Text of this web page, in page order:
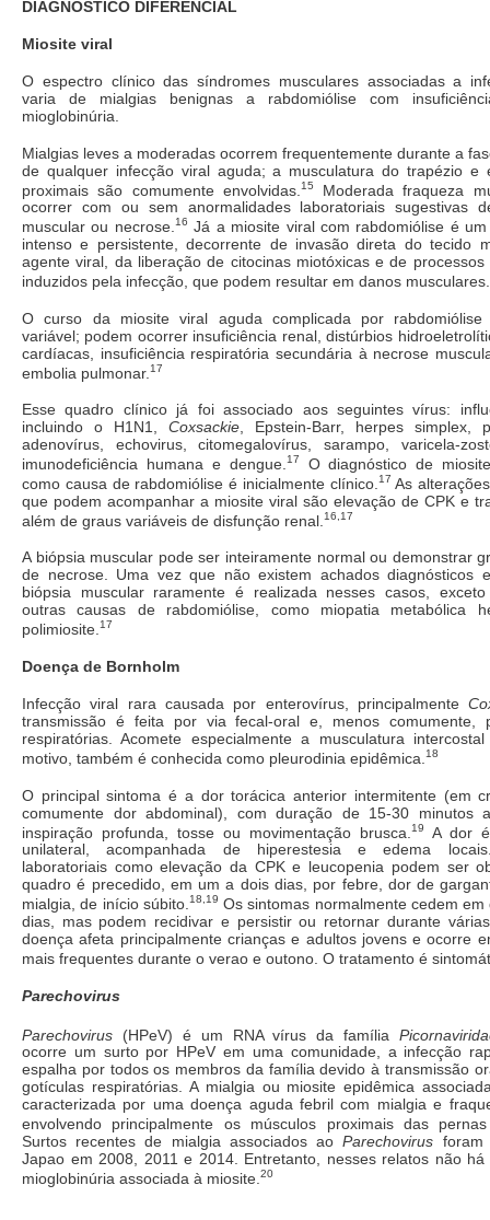
DIAGNOSTICO DIFERENCIAL
Miosite viral
O espectro clínico das síndromes musculares associadas a
varia de mialgias benignas a rabdomiólise com
mioglobinúria.
Mialgias leves a moderadas ocorrem frequentemente durante a
de qualquer infecção viral aguda; a musculatura do trapézio e
proximais são comumente envolvidas. 15
Moderada fraqueza
ocorrer com ou sem anormalidades laboratoriais sugestivas
muscular ou necrose. 16 Já a miosite viral com rabdomiólise é
intenso e persistente, decorrente de invasão direta do tecido
agente viral, da liberação de citocinas miotóxicas e de processos
induzidos pela infecção, que podem resultar em danos musculares.
O curso da miosite viral aguda complicada por rabdomiólise
variável; podem ocorrer insuficiência renal, distúrbios
cardíacas, insuficiência respiratória secundária à necrose
embolia pulmonar. 17
Esse quadro clínico já foi associado aos seguintes vírus:
incluindo o H1N1, Coxsackie, Epstein-Barr, herpes simplex,
adenovírus, echovirus, citomegalovírus, sarampo, varicela-
imunodeficiência humana e dengue. 17
O diagnóstico de
como causa de rabdomiólise é inicialmente clínico. 17 As
que podem acompanhar a miosite viral são elevação de CPK e
além de graus variáveis de disfunção renal. 16,17
A biópsia muscular pode ser inteiramente normal ou demonstrar
de necrose. Uma vez que não existem achados diagnósticos
biópsia muscular raramente é realizada nesses casos,
outras causas de rabdomiólise, como miopatia metabólica
polimiosite. 17
Doença de Bornholm
Infecção viral rara causada por enterovírus, principalmente
transmissão é feita por via fecal-oral e, menos comumente,
respiratórias. Acomete especialmente a musculatura
motivo, também é conhecida como pleurodinia epidêmica. 18
O principal sintoma é a dor torácica anterior intermitente (em
comumente dor abdominal), com duração de 15-30 minutos
inspiração profunda, tosse ou movimentação brusca. 19
A dor
unilateral, acompanhada de hiperestesia e edema
laboratoriais como elevação da CPK e leucopenia podem ser
quadro é precedido, em um a dois dias, por febre, dor de
mialgia, de início súbito. 18,19 Os sintomas normalmente cedem
dias, mas podem recidivar e persistir ou retornar durante
doença afeta principalmente crianças e adultos jovens e ocorre
mais frequentes durante o verao e outono. O tratamento é
Parechovirus
Parechovirus (HPeV) é um RNA vírus da família
ocorre um surto por HPeV em uma comunidade, a infecção
espalha por todos os membros da família devido à transmissão
gotículas respiratórias. A mialgia ou miosite epidêmica
caracterizada por uma doença aguda febril com mialgia e
envolvendo principalmente os músculos proximais das
Surtos recentes de mialgia associados aoParechovirus foram
Japao em 2008, 2011 e 2014. Entretanto, nesses relatos não há
mioglobinúria associada à miosite. 20